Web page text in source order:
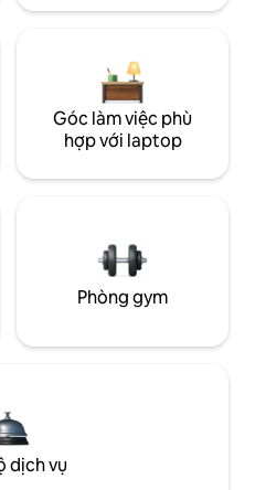
Góc làm việc phù
hợp với laptop
Phòng gym
dịch vụ